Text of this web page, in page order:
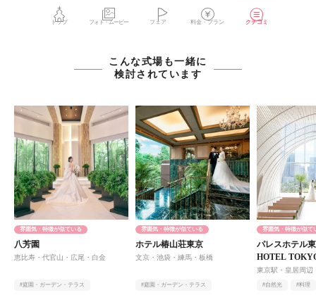
トップ フォト・ムービー フェア 料金・プラン クチコミ
こんな式場も一緒に
検討されています
雰囲気・特徴が似ている
八芳園
恵比寿・代官山・広尾・白金
#庭園・ガーデン・テラス
雰囲気・特徴が似ている
ホテル椿山荘東京
文京・池袋・練馬・板橋
#庭園・ガーデン・テラス
雰囲気・特徴が似て
パレスホテル
HOTEL
東京駅・皇居周辺
#自然光
#料理